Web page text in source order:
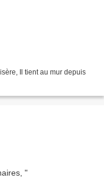
Il tient au mur depuis